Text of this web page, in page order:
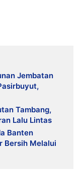
Jembatan
Tambang,
Lalu Lintas
Banten
Bersih Melalui